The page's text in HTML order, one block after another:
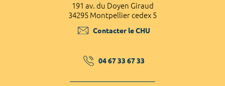
191 av. du Doyen Giraud
34295 Montpellier cedex 5
Contacter le CHU
04 67 33 67 33